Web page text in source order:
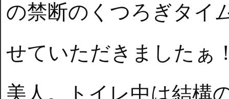
の禁断のくつろぎタイ
せていただきましたぁ
美人。トイレ中は結構